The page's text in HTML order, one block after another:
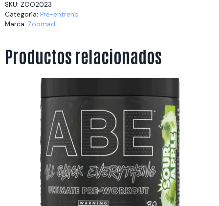
SKU: ZOO2023
Categoría: Pre-entreno
Marca: Zoomad
Productos relacionados